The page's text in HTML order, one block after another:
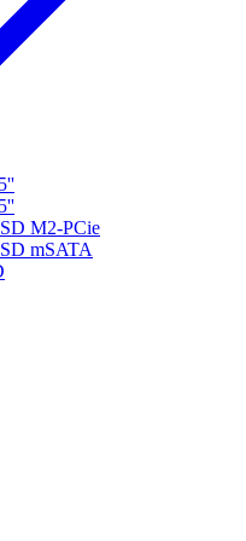
M2-PCie
mSATA